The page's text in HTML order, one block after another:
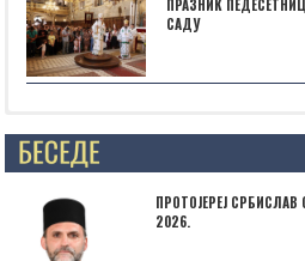
ПРАЗНИК
САДУ
Posts not found
ПРОТОЈЕРЕЈ
2026.